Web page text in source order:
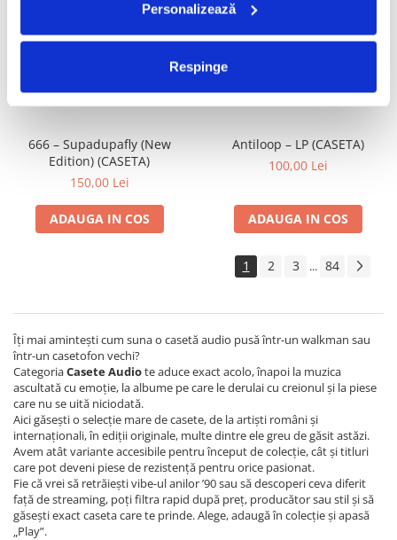
Personalizează
Respinge
2 Unlimited – Hits Unlimited
Virtual Audio Project – Cosmos
666 – Supadupafly (New
Edition) (CASETA)
150,00 Lei
ADAUGA IN COS
Antiloop – LP (CASETA)
100,00 Lei
ADAUGA IN COS
1 2 3 ... 84
Îți mai amintești cum suna o casetă audio pusă într-un walkman sau
într-un casetofon vechi?
CategoriaCasete Audiote aduce exact acolo, înapoi la muzica
ascultată cu emoție, la albume pe care le derulai cu creionul și la piese
care nu se uită niciodată.
Aici găsești o selecție mare de casete, de la artiști români și
internaționali, în ediții originale, multe dintre ele greu de găsit astăzi.
Avem atât variante accesibile pentru început de colecție, cât și titluri
care pot deveni piese de rezistență pentru orice pasionat.
Fie că vrei să retrăiești vibe-ul anilor ’90 sau să descoperi ceva diferit
față de streaming, poți filtra rapid după preț, producător sau stil și să
găsești exact caseta care te prinde. Alege, adaugă în colecție și apasă
„Play”.